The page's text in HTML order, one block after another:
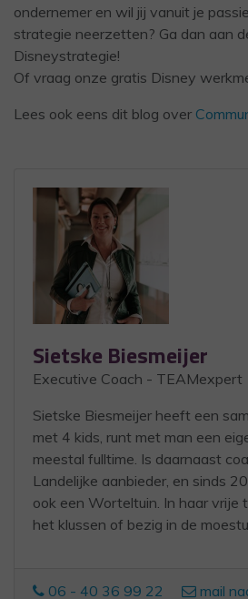
ondernemer en wil jij vanuit je
strategie neerzetten? Ga dan aan
Disneystrategie!
Of vraag onze gratis Disney
Lees ook eens dit blog over
Sietske Biesmeijer
Executive Coach - TEAMexpert
Sietske Biesmeijer heeft een
met 4 kids, runt met man een
meestal fulltime. Is daarnaast
Landelijke aanbieder, en sinds
ook een Worteltuin. In haar vrije
het klussen of bezig in de
06 - 40 36 99 22 mail